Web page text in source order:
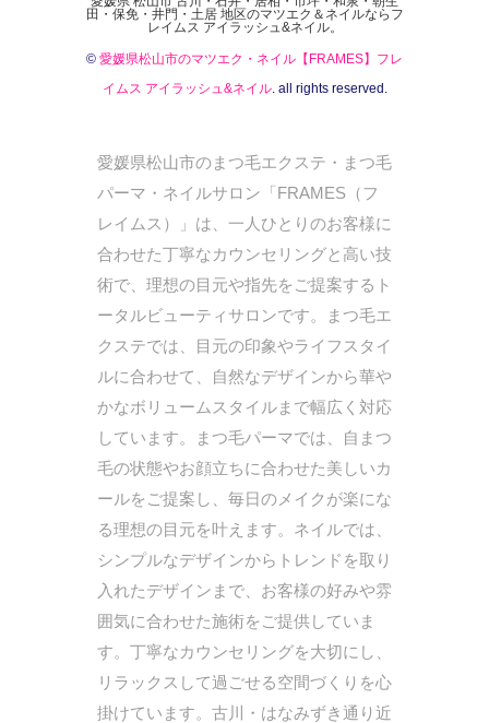
田・保免・井門・土居 地区のマツエク＆ネイルならフ
レイムス アイラッシュ&ネイル。
© 愛媛県松山市のマツエク・ネイル【FRAMES】フレ
イムス アイラッシュ&ネイル. all rights reserved.
愛媛県松山市のまつ毛エクステ・まつ毛
パーマ・ネイルサロン「FRAMES（フ
レイムス）」は、一人ひとりのお客様に
合わせた丁寧なカウンセリングと高い技
術で、理想の目元や指先をご提案するト
ータルビューティサロンです。まつ毛エ
クステでは、目元の印象やライフスタイ
ルに合わせて、自然なデザインから華や
かなボリュームスタイルまで幅広く対応
しています。まつ毛パーマでは、自まつ
毛の状態やお顔立ちに合わせた美しいカ
ールをご提案し、毎日のメイクが楽にな
る理想の目元を叶えます。ネイルでは、
シンプルなデザインからトレンドを取り
入れたデザインまで、お客様の好みや雰
囲気に合わせた施術をご提供していま
す。丁寧なカウンセリングを大切にし、
リラックスして過ごせる空間づくりを心
掛けています。古川・はなみずき通り近